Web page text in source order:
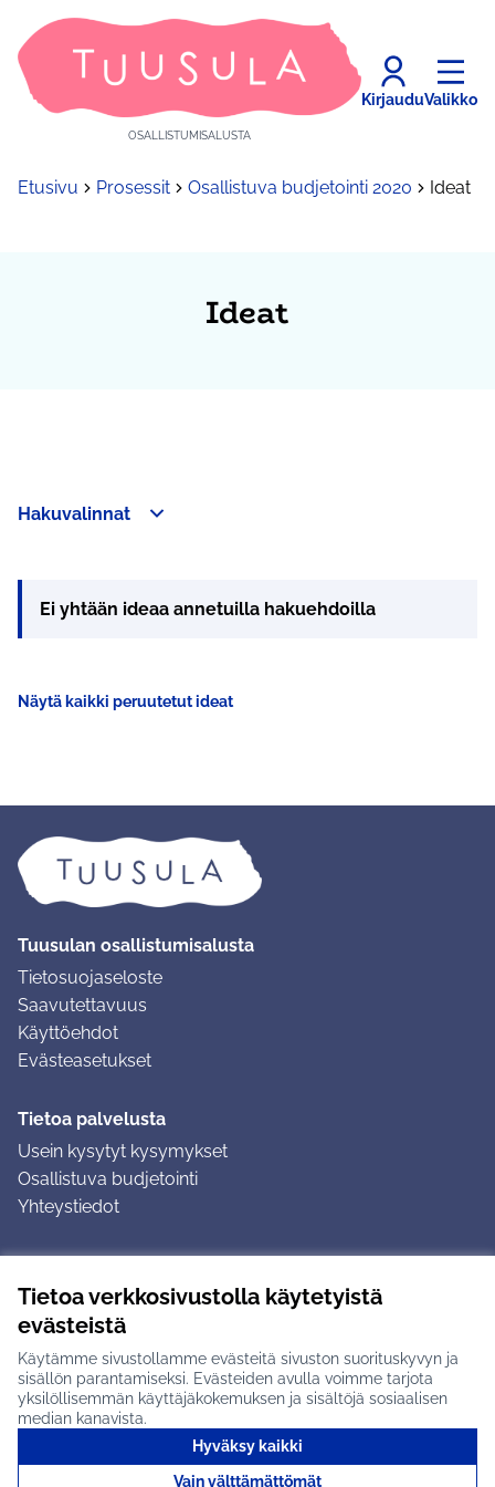
Tietoa verkkosivustolla käytetyistä
evästeistä
Käytämme sivustollamme evästeitä sivuston suorituskyvyn ja
sisällön parantamiseksi. Evästeiden avulla voimme tarjota
yksilöllisemmän käyttäjäkokemuksen ja sisältöjä sosiaalisen
median kanavista.
Hyväksy kaikki
Vain välttämättömät
OSALLISTUMISALUSTA
KirjauduValikko
Etusivu Prosessit Osallistuva budjetointi 2020 Ideat
Ideat
Hakuvalinnat
−
Ei yhtään ideaa annetuilla hakuehdoilla
Näytä kaikki peruutetut ideat
Tuusulan osallistumisalusta
Tietosuojaseloste
Saavutettavuus
Käyttöehdot
Evästeasetukset
Tietoa palvelusta
Usein kysytyt kysymykset
Osallistuva budjetointi
Yhteystiedot
Ohjeet kirjautumiseen
Ohjeet kommentin jättämiseen
Tuusulan osallistumisalusta X-palvelussa